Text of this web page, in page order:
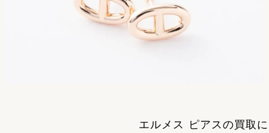
エルメス ピアスの買取